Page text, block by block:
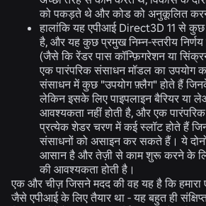
को पकड़ते थे और कोड को अनुकूलित
हालांकि यह एपीआई Direct3D 11 से
है, और यह कुछ प्रमुख निम्न-स्तरीय
(जैसे कि रेंडर पास कॉन्फ़िगरेशन या
एक पारंपरिक संसाधन मॉडल का उपयोग
संसाधन में कुछ "उपयोग फ़्लैग" होते हैं
लेकिन इसके लिए पाइपलाइन बैरियर या
आवश्यकता नहीं होती है, और एक
प्रत्येक शेडर चरण में कई स्लॉट होते हैं
संसाधनों को असाइन कर सकते हैं। ये
आसान है और तेज़ी से काम शुरू करने के
की आवश्यकता होती है।
एक और चीज़ जिसने मदद की वह यह है कि
जैसे एपीआई के लिए तैयार था - यह बहुत ही